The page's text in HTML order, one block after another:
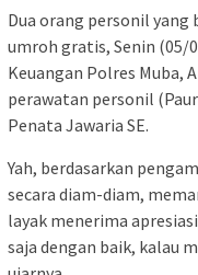
Dua orang personil
umroh gratis, Senin (05/
Keuangan Polres Muba,
perawatan personil
Penata Jawaria SE.
Yah, berdasarkan
secara diam-diam,
layak menerima
saja dengan baik, kalau